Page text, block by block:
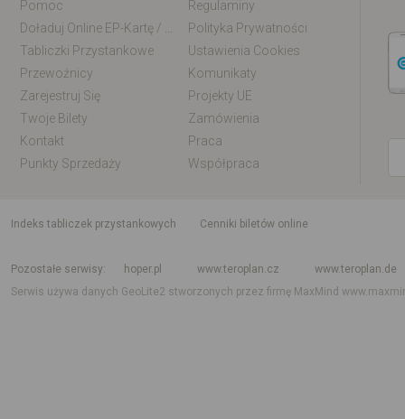
Pomoc
Regulaminy
Polityka Prywatności
Tabliczki Przystankowe
Ustawienia Cookies
Przewoźnicy
Komunikaty
Zarejestruj Się
Projekty UE
Twoje Bilety
Zamówienia
Kontakt
Praca
Punkty Sprzedaży
Współpraca
indeks tabliczek przystankowych
Cenniki biletów online
Pozostałe serwisy
hoper.pl www.teroplan.cz
www.teroplan.de
Serwis używa danych GeoLite2 stworzonych przez firmę MaxMind